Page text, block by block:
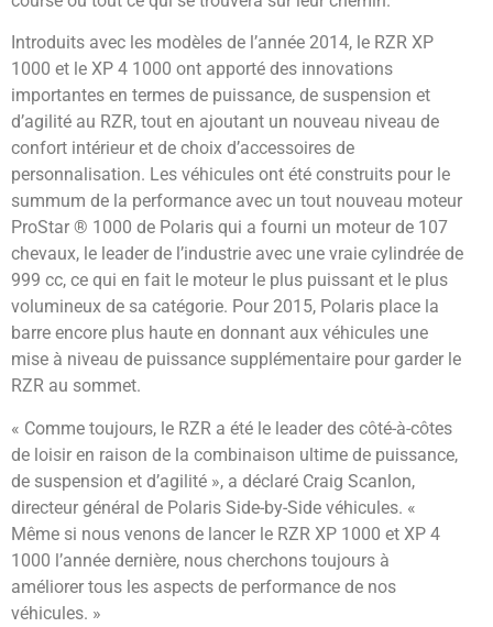
Introduits avec les modèles de l’année 2014, le RZR XP
1000 et le XP 4 1000 ont apporté des innovations
importantes en termes de puissance, de suspension et
d’agilité au RZR, tout en ajoutant un nouveau niveau de
confort intérieur et de choix d’accessoires de
personnalisation. Les véhicules ont été construits pour le
summum de la performance avec un tout nouveau moteur
ProStar ® 1000 de Polaris qui a fourni un moteur de 107
chevaux, le leader de l’industrie avec une vraie cylindrée de
999 cc, ce qui en fait le moteur le plus puissant et le plus
volumineux de sa catégorie. Pour 2015, Polaris place la
barre encore plus haute en donnant aux véhicules une
mise à niveau de puissance supplémentaire pour garder le
RZR au sommet.
« Comme toujours, le RZR a été le leader des côté-à-côtes
de loisir en raison de la combinaison ultime de puissance,
de suspension et d’agilité », a déclaré Craig Scanlon,
directeur général de Polaris Side-by-Side véhicules. «
Même si nous venons de lancer le RZR XP 1000 et XP 4
1000 l’année dernière, nous cherchons toujours à
améliorer tous les aspects de performance de nos
véhicules. »